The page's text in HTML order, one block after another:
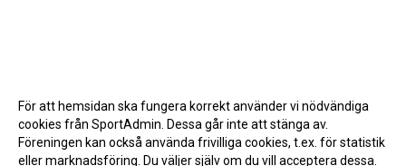
För att hemsidan ska fungera korrekt använder vi nödvändiga
cookies från SportAdmin. Dessa går inte att stänga av.
Föreningen kan också använda frivilliga cookies, t.ex. för statistik
eller marknadsföring. Du väljer själv om du vill acceptera dessa.